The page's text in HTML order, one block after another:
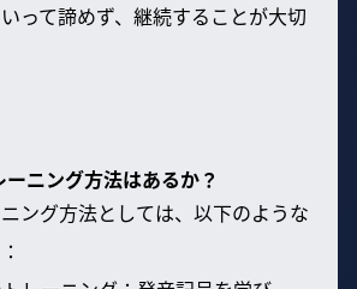
って諦めず、継続することが大切
ニング方法はあるか？
ング方法としては、以下のような